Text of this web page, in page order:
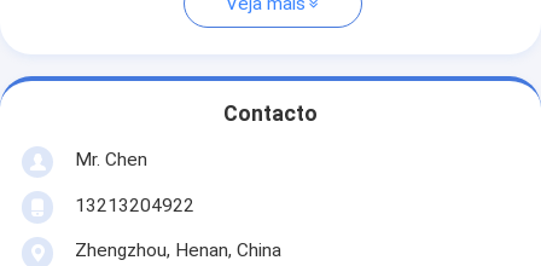
Contacto
Mr. Chen
13213204922
Zhengzhou, Henan, China